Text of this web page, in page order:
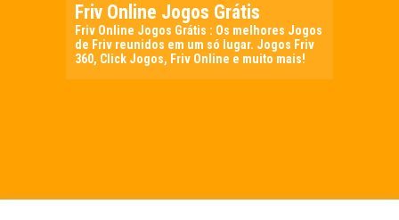
Friv Online Jogos Grátis
Friv Online Jogos Grátis : Os melhores Jogos
de Friv reunidos em um só lugar. Jogos Friv
360, Click Jogos, Friv Online e muito mais!